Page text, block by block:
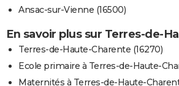
Ansac-sur-Vienne (16500)
En savoir plus sur Terres-de-
Terres-de-Haute-Charente (16270)
Ecole primaire à Terres-de-Haute-
Maternités à Terres-de-Haute-